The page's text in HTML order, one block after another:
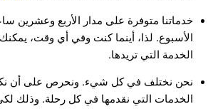
خدماتنا متوفرة على مدار الأربع وعشرين
الأسبوع. لذا، أينما كنت وفي أي وقت،
الخدمة التي تريدها.
نحن نختلف في كل شيء. ونحرص على أن
الخدمات التي نقدمها في كل رحلة. وذلك